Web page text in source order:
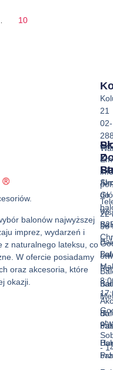
10
balonów najwyższej
imprez, wydarzeń i
z naturalnego lateksu, co
W ofercie posiadamy
oraz akcesoria, które
okazji.
Z
do
do
21
02-
22
36
-